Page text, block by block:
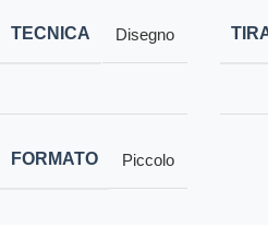
TECNICA Disegno
FORMATO Piccolo